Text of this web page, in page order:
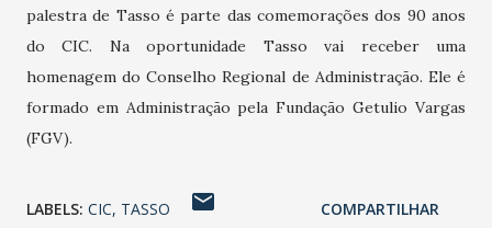
palestra de Tasso é parte das comemorações dos 90 anos
do CIC. Na oportunidade Tasso vai receber uma
homenagem do Conselho Regional de Administração. Ele é
formado em Administração pela Fundação Getulio Vargas
(FGV).
LABELS: CIC TASSO COMPARTILHAR